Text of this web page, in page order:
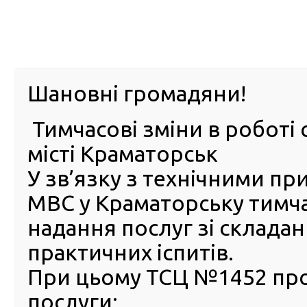
ПРО
РСЦ ВОДІЯ
Головна
Новини
Змінились процедури видачі посвідчень водія,
Змінились процедури
посвідчень водія,
водіїв та акредитації
22 Жовтня 2019
Шановні громадяни!
Тимчасові зміни в
місті Краматорськ
У зв’язку з технічними
МВС у Краматорську
надання послуг зі
практичних іспитів.
При цьому ТСЦ №1452
послуги: